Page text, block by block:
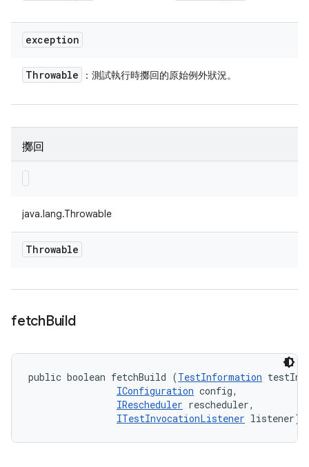
exception
Throwable ：測試執行時擲回的原始例外狀況。
擲回
java.lang.Throwable
Throwable
fetchBuild
public boolean fetchBuild (TestInformation
IConfiguration config,
IRescheduler rescheduler,
ITestInvocationListener listener)